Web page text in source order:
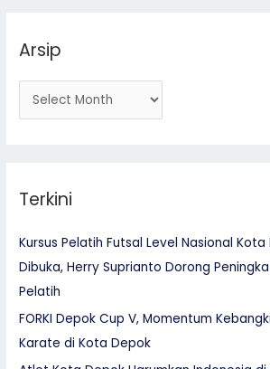
:Arsip
Terkini
Kursus Pelatih Futsal Level Nasional Kota
Dibuka, Herry Suprianto Dorong
Pelatih
FORKI Depok Cup V, Momentum
Karate di Kota Depok